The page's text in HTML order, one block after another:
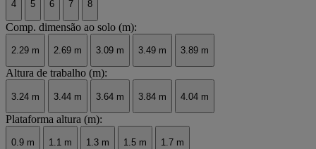
4 5 6 7 8
Comp. dimensão ao solo (m):
2.29 m 2.69 m 3.09 m 3.49 m 3.89 m
Altura de trabalho (m):
3.24 m 3.44 m 3.64 m 3.84 m 4.04 m
Plataforma altura (m):
0.9 m 1.1 m 1.3 m 1.5 m 1.7 m